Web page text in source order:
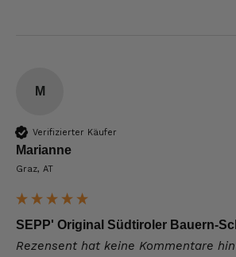
M
Verifizierter Käufer
Marianne
Graz, AT
SEPP' Original Südtiroler Bauern-
Rezensent hat keine Kommentare